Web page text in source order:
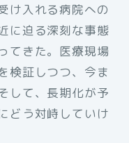
け入れる病院への
に迫る深刻な事態
てきた。医療現場
検証しつつ、今ま
して、長期化が予
どう対峙していけ